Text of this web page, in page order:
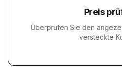
Preis
Überprüfen Sie den
versteckte